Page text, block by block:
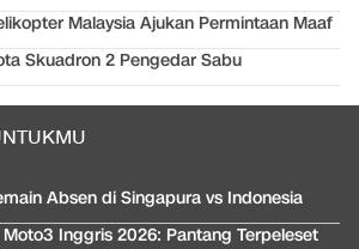
Malaysia Ajukan Permintaan Maaf
Skuadron 2 Pengedar Sabu
Absen di Singapura vs Indonesia
Inggris 2026: Pantang Terpeleset